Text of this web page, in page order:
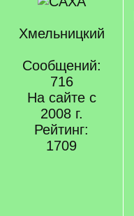
Хмельницкий
Сообщений:
716
На сайте с
2008 г.
Рейтинг:
1709